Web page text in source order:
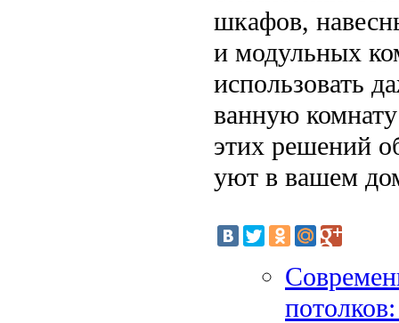
шкафов,
и модульных
использовать
ванную
этих решений
уют в вашем